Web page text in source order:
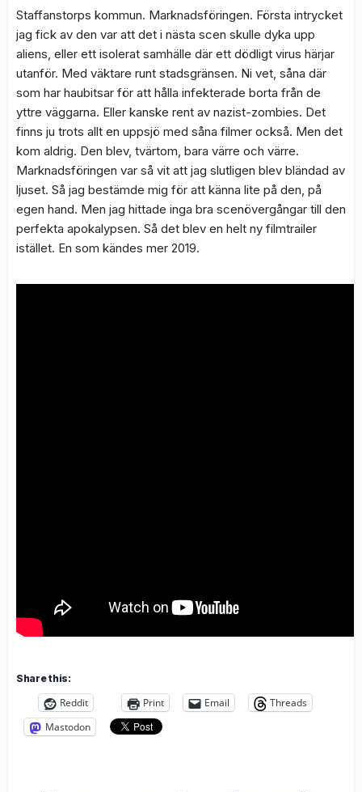
Staffanstorps kommun. Marknadsföringen. Första intrycket
jag fick av den var att det i nästa scen skulle dyka upp
aliens, eller ett isolerat samhälle där ett dödligt virus härjar
utanför. Med väktare runt stadsgränsen. Ni vet, såna där
som har haubitsar för att hålla infekterade borta från de
yttre väggarna. Eller kanske rent av nazist-zombies. Det
finns ju trots allt en uppsjö med såna filmer också. Men det
kom aldrig. Den blev, tvärtom, bara värre och värre.
Marknadsföringen var så vit att jag slutligen blev bländad av
ljuset. Så jag bestämde mig för att känna lite på den, på
egen hand. Men jag hittade inga bra scenövergångar till den
perfekta apokalypsen. Så det blev en helt ny filmtrailer
istället. En som kändes mer 2019.
Share this:
Reddit Print Email
Threads
Mastodon